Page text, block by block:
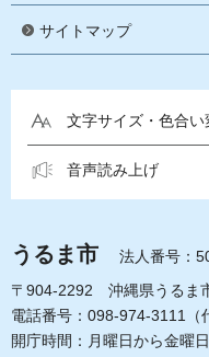
サイトマップ
文字サイズ・色合い
音声読み上げ
うるま市
法人番号：
〒904-2292 沖縄県うるま
電話番号：098-974-3111（
開庁時間：月曜日から金曜